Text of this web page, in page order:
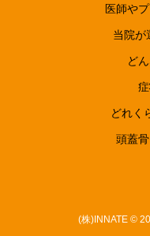
医師や
当院が
ど
どれく
頭蓋
(株)INNATE ©